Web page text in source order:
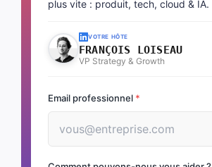
plus vite : produit, tech, cloud & IA.
VOTRE HÔTE
FRANÇOIS LOISEAU
VP Strategy & Growth
Email professionnel *